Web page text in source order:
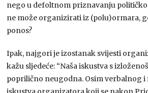
nego u defoltnom priznavanju
ne može organizirati iz (polu)ormara,
ponos?
Ipak, najgori je izostanak svijesti
kažu sljedeće: “Naša iskustva s
poprilično neugodna. Osim verbalnog i